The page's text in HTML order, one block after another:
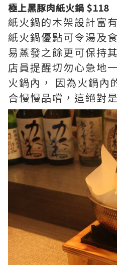
極上黑豚肉紙火鍋 $118
紙火鍋的木架設計富
紙火鍋優點可令湯及
易蒸發之餘更可保持
店員提醒切勿心急地
火鍋內， 因為火鍋內
合慢慢品嚐，這絕對